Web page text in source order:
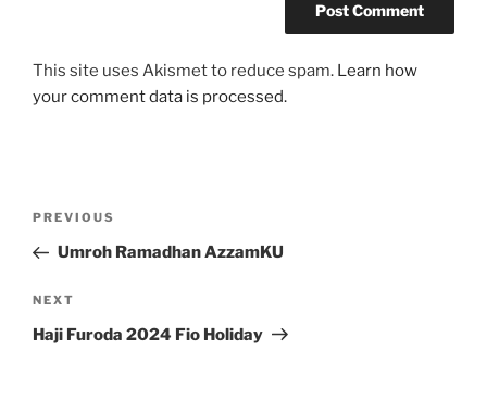
This site uses Akismet to reduce spam. Learn how
your comment data is processed.
Previous
Post
PREVIOUS
Umroh Ramadhan AzzamKU
Next
Post
NEXT
Haji Furoda 2024 Fio Holiday